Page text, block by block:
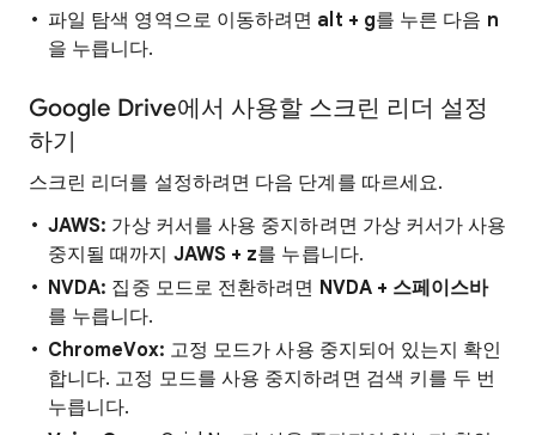
파일 탐색 영역으로 이동하려면 alt + g를 누른 다음 n
을 누릅니다.
Google Drive에서 사용할 스크린 리더 설정
하기
스크린 리더를 설정하려면 다음 단계를 따르세요.
JAWS: 가상 커서를 사용 중지하려면 가상 커서가 사용
중지될 때까지 JAWS + z를 누릅니다.
NVDA: 집중 모드로 전환하려면 NVDA + 스페이스바
를 누릅니다.
ChromeVox: 고정 모드가 사용 중지되어 있는지 확인
합니다. 고정 모드를 사용 중지하려면 검색 키를 두 번
누릅니다.